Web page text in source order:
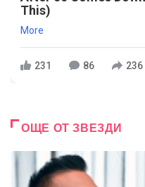
This)
More
231 86 236
ОЩЕ ОТ ЗВЕЗДИ